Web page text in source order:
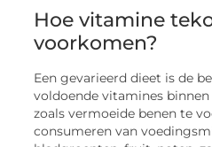
Hoe vitamine
voorkomen?
Een gevarieerd dieet is de
voldoende vitamines
zoals vermoeide benen te
consumeren van